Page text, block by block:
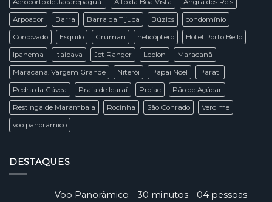
Gripen
NG
Aeroporto de Jacarepaguá. Alto da Boa Vista Angra dos Reis
Arpoador Barra Barra da Tijuca Búzios condomínio
Corcovado Esquilo Grumari helicóptero Hotel Porto Bello
Ipanema Itaipava Jet Ranger Leblon Maracanã
Maracanã. Vargem Grande Niterói Papai Noel Parati
Pedra da Gávea Praia de Icaraí Projac Pão de Açúcar
Restinga de Marambaia Rocinha São Conrado Verolme
voo panorâmico
DESTAQUES
Voo Panorâmico - 30 minutos - 04 pessoas